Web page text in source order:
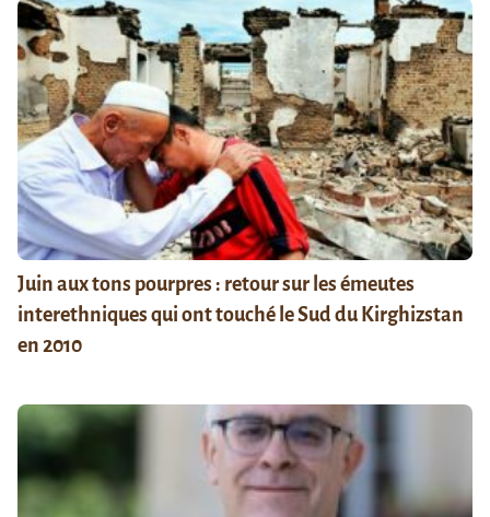
Juin aux tons pourpres : retour sur les émeutes
interethniques qui ont touché le Sud du Kirghizstan
en 2010